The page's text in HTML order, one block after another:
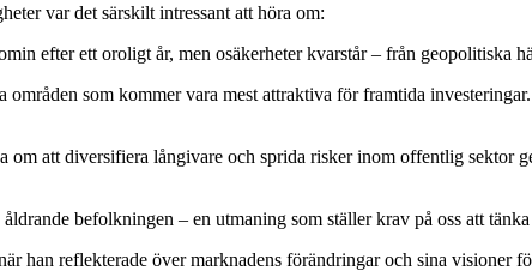
var det särskilt intressant att höra om:
efter ett oroligt år, men osäkerheter kvarstår – från geopolitiska
områden som kommer vara mest attraktiva för framtida
om att diversifiera långivare och sprida risker inom offentlig sektor
befolkningen – en utmaning som ställer krav på oss att
han reflekterade över marknadens förändringar och sina visioner